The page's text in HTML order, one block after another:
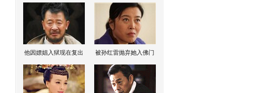
他因嫖娼入狱现在复出 被孙红雷抛弃她入佛门